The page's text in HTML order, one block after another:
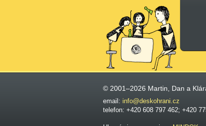
© 2001–2026 Martin, Dan a
email: info@deskohrani.cz
telefon: +420 608 797 462; +420